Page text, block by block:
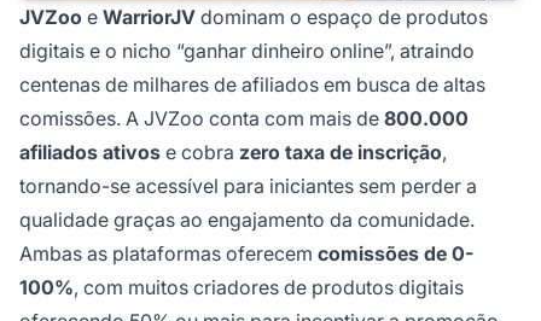
JVZoo e WarriorJV dominam o espaço de produtos
digitais e o nicho “ganhar dinheiro online”, atraindo
centenas de milhares de afiliados em busca de altas
comissões. A JVZoo conta com mais de 800.000
afiliados ativos e cobra zero taxa de inscrição,
tornando-se acessível para iniciantes sem perder a
qualidade graças ao engajamento da comunidade.
Ambas as plataformas oferecem comissões de 0-
100%, com muitos criadores de produtos digitais